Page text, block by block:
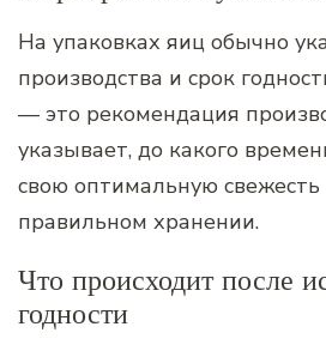
На упаковках яиц обычно
производства и срок
— это рекомендация
указывает, до какого
свою оптимальную свежесть
правильном хранении.
Что происходит после
годности